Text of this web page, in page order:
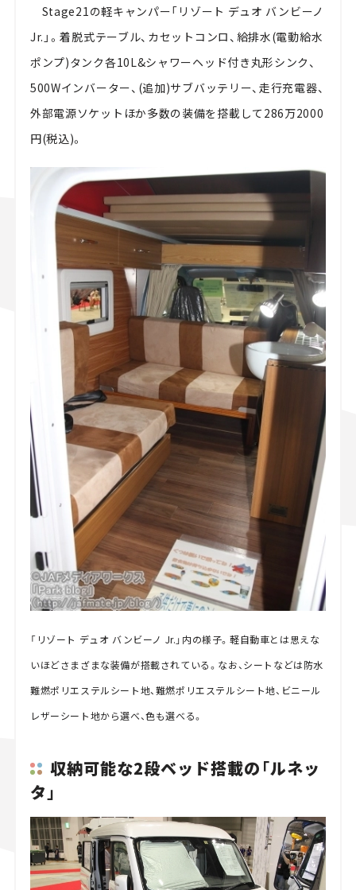
Stage21の軽キャンパー「リゾート デュオ バンビーノ
Jr.」。着脱式テーブル、カセットコンロ、給排水(電動給水
ポンプ)タンク各10L&シャワーヘッド付き丸形シンク、
500Wインバーター、(追加)サブバッテリー、走行充電器、
外部電源ソケットほか多数の装備を搭載して286万2000
円(税込)。
「リゾート デュオ バンビーノ Jr.」内の様子。軽自動車とは思えな
いほどさまざまな装備が搭載されている。なお、シートなどは防水
難燃ポリエステルシート地、難燃ポリエステルシート地、ビニール
レザーシート地から選べ、色も選べる。
収納可能な2段ベッド搭載の「ルネッ
タ」